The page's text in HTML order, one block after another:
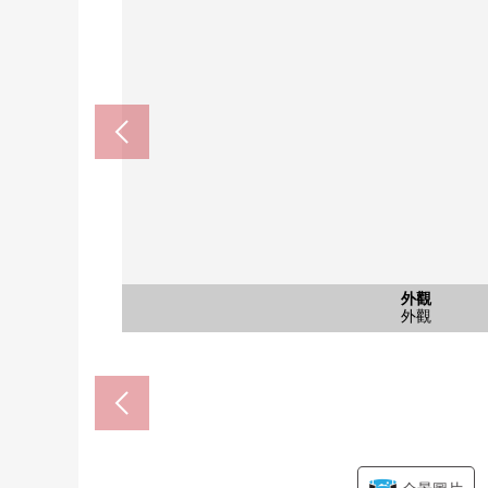
外觀
外觀
入口
入口
入口
入口
入口
入口
共有部分
入口
入口
入口
外觀
外觀
外觀
外觀
攻擊船橋港市商店(約
東武百貨(約900m)
shapo船橋(約850m)
市立港市小學(約
市立湊中學(約900m)